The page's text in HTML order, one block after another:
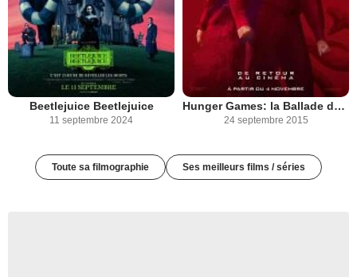
Beetlejuice Beetlejuice
11 septembre 2024
Hunger Games: la Ballade du serpent et de l'oiseau chanteur
24 septembre 2015
Toute sa filmographie Ses meilleurs films / séries